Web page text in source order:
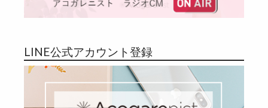
LINE公式アカウント登録